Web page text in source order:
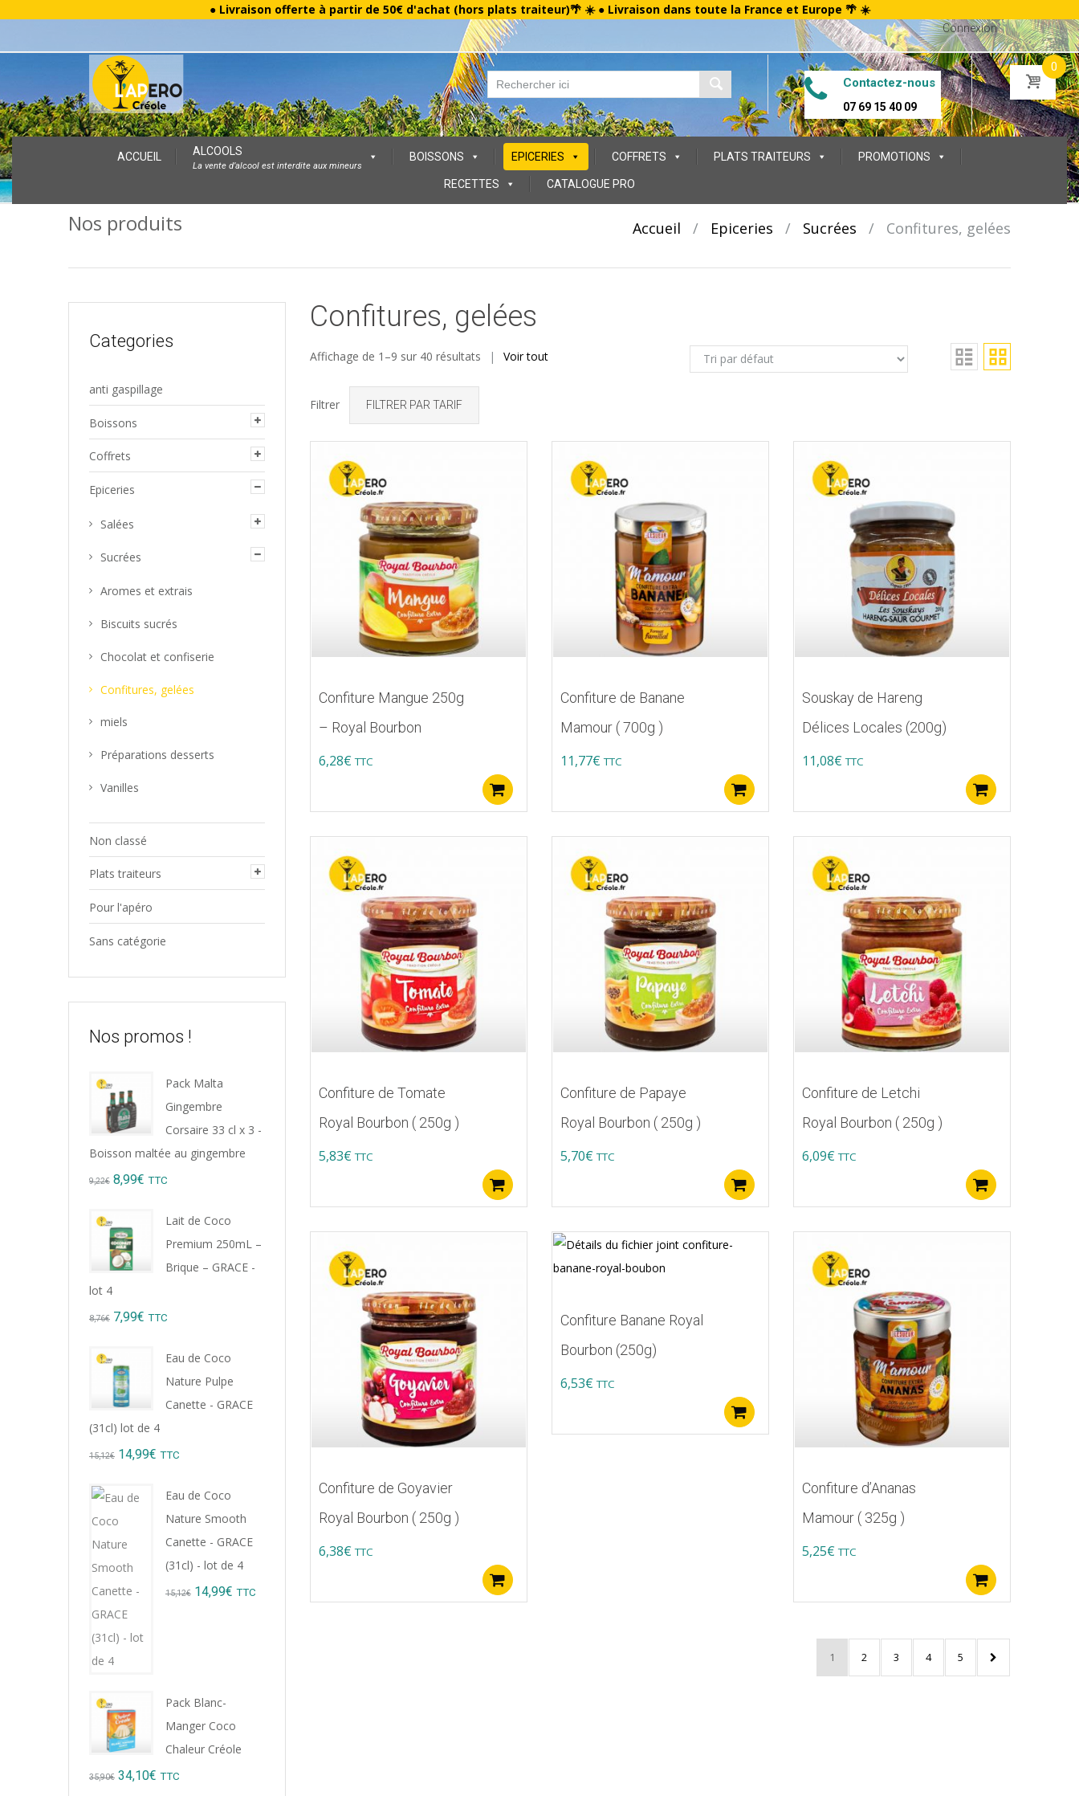
● Livraison offerte à partir de 50€ d'achat (hors plats traiteur)🌴 ☀️ ● Livraison dans toute la France et Europe 🌴 ☀️
Connexion
Contactez-nous
07 69 15 40 09
0
Skip
to
content
ACCUEIL ALCOOLS
La vente d’alcool est interdite aux mineurs
BOISSONS EPICERIES COFFRETS PLATS TRAITEURS PROMOTIONS
RECETTES CATALOGUE PRO
Nos produits Accueil / Epiceries / Sucrées / Confitures, gelées
Confitures, gelées
Affichage de 1–9 sur 40 résultats Voir tout
Filtrer FILTRER PAR TARIF
Confiture Mangue 250g
– Royal Bourbon
6,28€ TTC
Confiture de Banane
Mamour ( 700g )
11,77€ TTC
Souskay de Hareng
Délices Locales (200g)
11,08€ TTC
Confiture de Tomate
Royal Bourbon ( 250g )
5,83€ TTC
Confiture de Papaye
Royal Bourbon ( 250g )
5,70€ TTC
Confiture de Letchi
Royal Bourbon ( 250g )
6,09€ TTC
Confiture de Goyavier
Royal Bourbon ( 250g )
6,38€ TTC
Confiture Banane Royal
Bourbon (250g)
6,53€ TTC
Ajouter au panier
Confiture d’Ananas
Mamour ( 325g )
5,25€ TTC
1 2 3 4 5
Categories
anti gaspillage
Boissons
Coffrets
Epiceries
Salées
Sucrées
Aromes et extrais
Biscuits sucrés
Chocolat et confiserie
Confitures, gelées
miels
Préparations desserts
Vanilles
Non classé
Plats traiteurs
Pour l'apéro
Sans catégorie
Nos promos !
Pack Malta
Gingembre
Corsaire 33 cl x 3 -
Boisson maltée au gingembre
9,22€ Original
was:
9,22€.
8,99€ Current
TTC
Lait de Coco
Premium 250mL –
Brique – GRACE -
lot 4
8,76€ Original
was:
8,76€.
7,99€ Current
TTC
Eau de Coco
Nature Pulpe
Canette - GRACE
(31cl) lot de 4
15,12€ Original
was:
14,99€ Current
TTC
Eau de Coco
Nature Smooth
Canette - GRACE
(31cl) - lot de 4
15,12€ Original
14,99€ Current
TTC
Pack Blanc-
Manger Coco
Chaleur Créole
35,90€ Original
34,10€ Current
TTC